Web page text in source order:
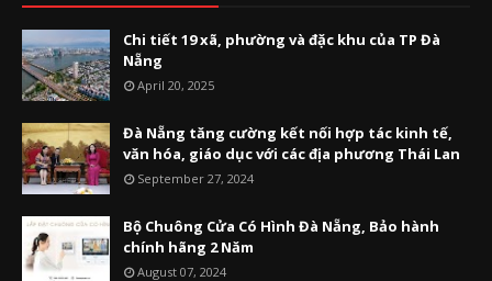
Chi tiết 19 xã, phường và đặc khu của TP Đà
Nẵng
April 20, 2025
Đà Nẵng tăng cường kết nối hợp tác kinh tế,
văn hóa, giáo dục với các địa phương Thái Lan
September 27, 2024
Bộ Chuông Cửa Có Hình Đà Nẵng, Bảo hành
chính hãng 2 Năm
August 07, 2024